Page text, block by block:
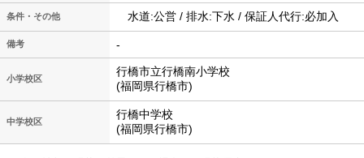
条件・その他 水道:公営 / 排水:下水 / 保証人代行:必加入
備考 -
小学校区
行橋市立行橋南小学校
(福岡県行橋市)
中学校区
行橋中学校
(福岡県行橋市)